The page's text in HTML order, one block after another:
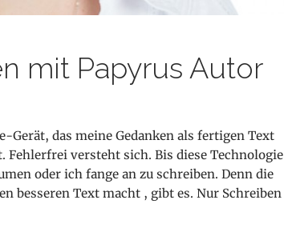
mit Papyrus Autor
Gerät, das meine Gedanken als fertigen Text
Fehlerfrei versteht sich. Bis diese Technologie
oder ich fange an zu schreiben. Denn die
besseren Text macht , gibt es. Nur Schreiben